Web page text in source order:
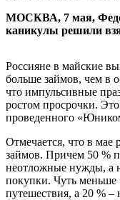
МОСКВА, 7 мая,
каникулы решили
Россияне в майские
больше займов, чем в
что импульсивные
ростом просрочки. Это
проведенного
Отмечается, что в мае
займов. Причем 50 %
неотложные нужды, а
покупки. Чуть меньше
путешествия, а 20 % –